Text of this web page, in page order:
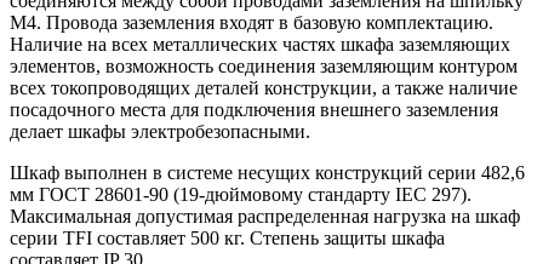
М4. Провода заземления входят в базовую комплектацию.
Наличие на всех металлических частях шкафа заземляющих
элементов, возможность соединения заземляющим контуром
всех токопроводящих деталей конструкции, а также наличие
посадочного места для подключения внешнего заземления
делает шкафы электробезопасными.
Шкаф выполнен в системе несущих конструкций серии 482,6
мм ГОСТ 28601-90 (19-дюймовому стандарту IEC 297).
Максимальная допустимая распределенная нагрузка на шкаф
серии TFI составляет 500 кг. Степень защиты шкафа
составляет IP 30.